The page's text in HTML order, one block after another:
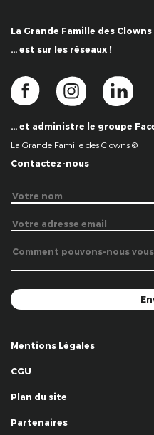
La Grande Famille des Clowns
… est sur les réseaux !
… et administre le groupe
La Grande Famille des Clowns ©
Contactez-nous
Mentions Légales
CGU
Plan du site
Partenaires